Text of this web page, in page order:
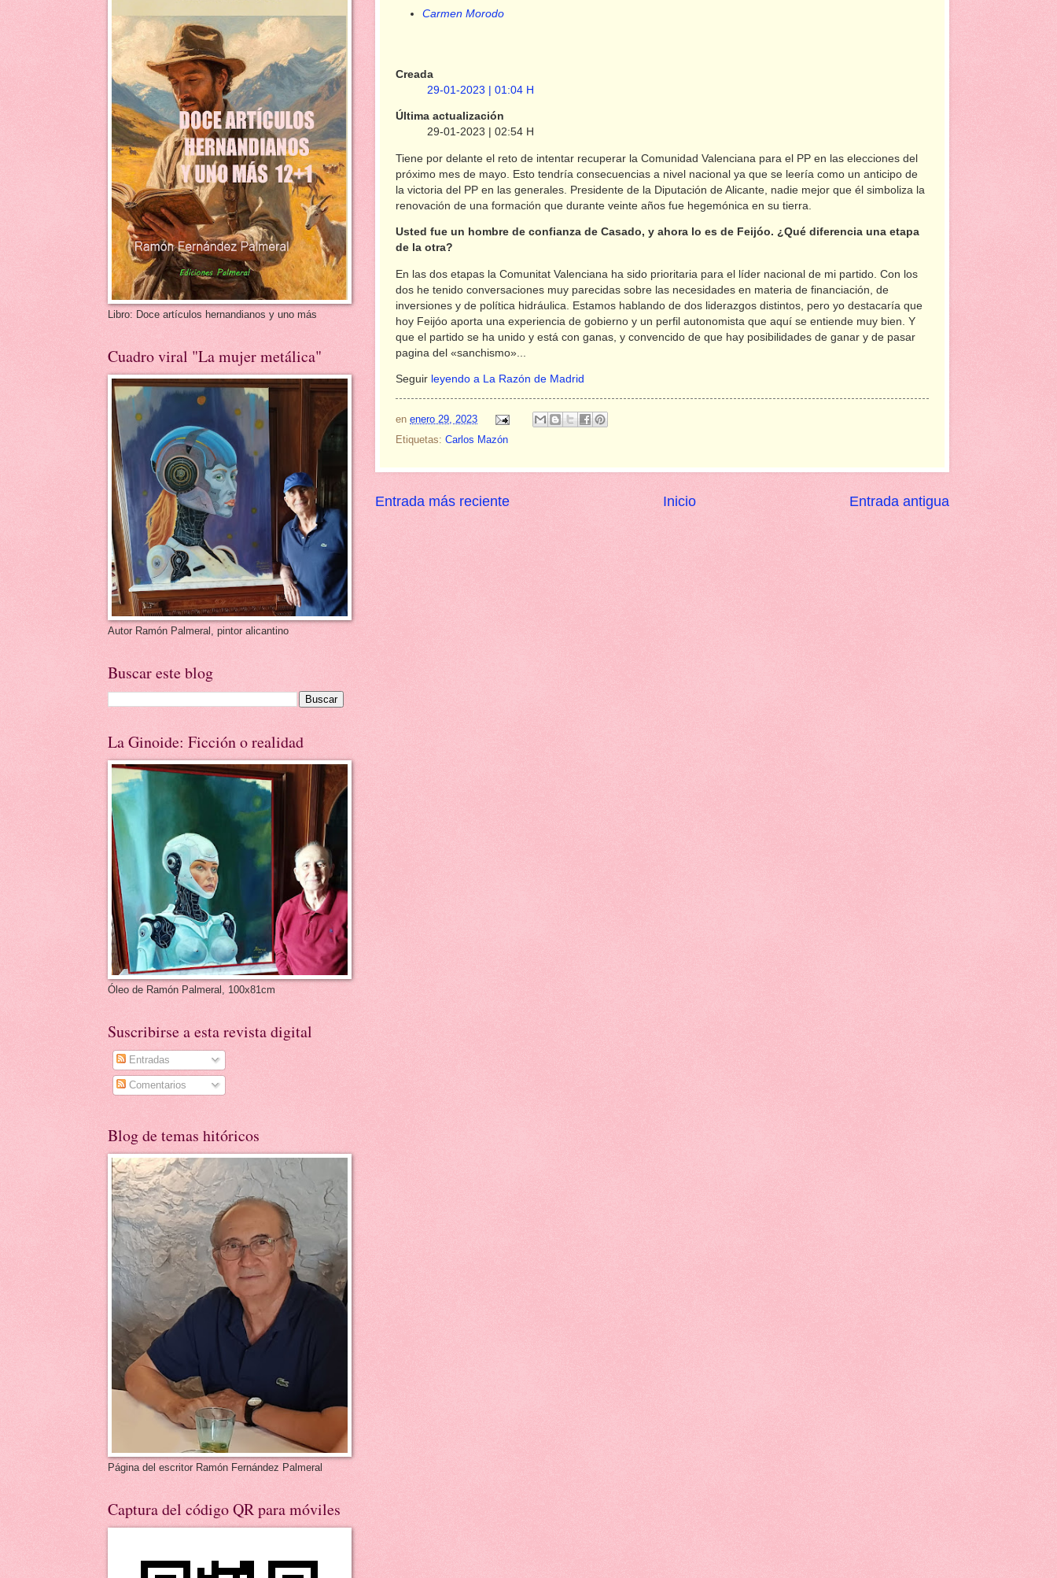
Carmen Morodo
Creada
29-01-2023 | 01:04 H
Última actualización
29-01-2023 | 02:54 H
Tiene por delante el reto de intentar recuperar la Comunidad Valenciana para el PP en las elecciones del
próximo mes de mayo. Esto tendría consecuencias a nivel nacional ya que se leería como un anticipo de
la victoria del PP en las generales. Presidente de la Diputación de Alicante, nadie mejor que él simboliza la
renovación de una formación que durante veinte años fue hegemónica en su tierra.
Usted fue un hombre de confianza de Casado, y ahora lo es de Feijóo. ¿Qué diferencia una etapa
de la otra?
En las dos etapas la Comunitat Valenciana ha sido prioritaria para el líder nacional de mi partido. Con los
dos he tenido conversaciones muy parecidas sobre las necesidades en materia de financiación, de
inversiones y de política hidráulica. Estamos hablando de dos liderazgos distintos, pero yo destacaría que
hoy Feijóo aporta una experiencia de gobierno y un perfil autonomista que aquí se entiende muy bien. Y
que el partido se ha unido y está con ganas, y convencido de que hay posibilidades de ganar y de pasar
pagina del «sanchismo»...
Seguir leyendo a La Razón de Madrid
en enero 29, 2023
Etiquetas: Carlos Mazón
Entrada más reciente Entrada antigua
Inicio
Libro: Doce artículos hernandianos y uno más
Cuadro viral "La mujer metálica"
Autor Ramón Palmeral, pintor alicantino
Buscar este blog
La Ginoide: Ficción o realidad
Óleo de Ramón Palmeral, 100x81cm
Suscribirse a esta revista digital
Entradas
Comentarios
Blog de temas hitóricos
Página del escritor Ramón Fernández Palmeral
Captura del código QR para móviles